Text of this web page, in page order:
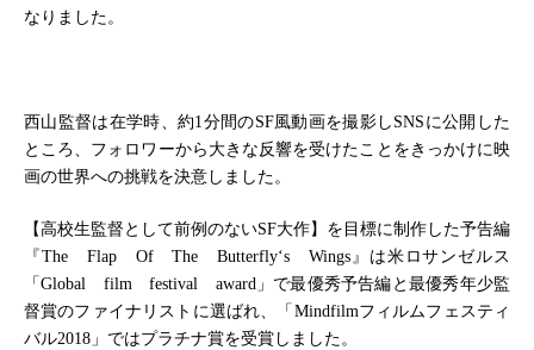
なりました。
西山監督は在学時、約1分間のSF風動画を撮影しSNSに公開した
ところ、フォロワーから大きな反響を受けたことをきっかけに映
画の世界への挑戦を決意しました。
【高校生監督として前例のないSF大作】を目標に制作した予告編
『The Flap Of The Butterfly‘s Wings』は米ロサンゼルス
「Global film festival award」で最優秀予告編と最優秀年少監
督賞のファイナリストに選ばれ、「Mindfilmフィルムフェスティ
バル2018」ではプラチナ賞を受賞しました。